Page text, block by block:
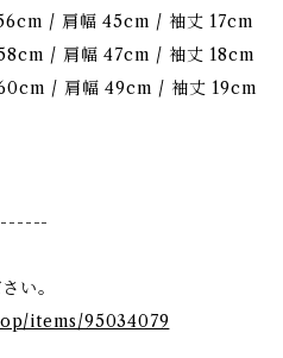
/ 肩幅 45cm / 袖丈 17cm
/ 肩幅 47cm / 袖丈 18cm
/ 肩幅 49cm / 袖丈 19cm
い。
items/95034079